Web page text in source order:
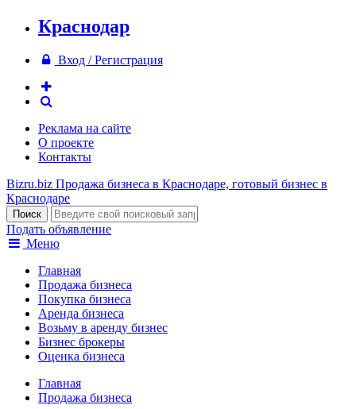
Краснодар
Вход / Регистрация
Реклама на сайте
О проекте
Контакты
Bizru.biz Продажа бизнеса в Краснодаре, готовый бизнес в
Краснодаре
Подать объявление
Меню
Главная
Продажа бизнеса
Покупка бизнеса
Аренда бизнеса
Возьму в аренду бизнес
Бизнес брокеры
Оценка бизнеса
Главная
Продажа бизнеса